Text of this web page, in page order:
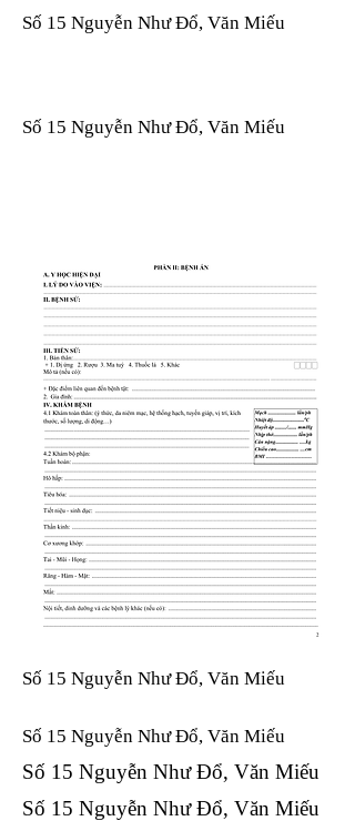
Số 15 Nguyễn Như Đổ, Văn Miếu
Số 15 Nguyễn Như Đổ, Văn Miếu
Số 15 Nguyễn Như Đổ, Văn Miếu
Số 15 Nguyễn Như Đổ, Văn Miếu​​​​
Số 15 Nguyễn Như Đổ, Văn Miếu​​​​
Số 15 Nguyễn Như Đổ, Văn Miếu​​​​